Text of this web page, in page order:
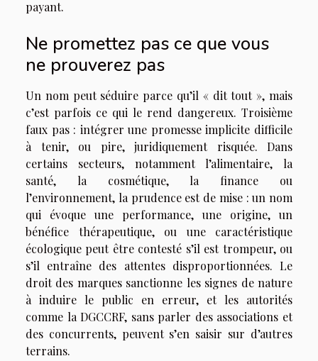
payant.
Ne promettez pas ce que vous
ne prouverez pas
Un nom peut séduire parce qu’il « dit tout », mais
c’est parfois ce qui le rend dangereux. Troisième
faux pas : intégrer une promesse implicite difficile
à tenir, ou pire, juridiquement risquée. Dans
certains secteurs, notamment l’alimentaire, la
santé, la cosmétique, la finance ou
l’environnement, la prudence est de mise : un nom
qui évoque une performance, une origine, un
bénéfice thérapeutique, ou une caractéristique
écologique peut être contesté s’il est trompeur, ou
s’il entraîne des attentes disproportionnées. Le
droit des marques sanctionne les signes de nature
à induire le public en erreur, et les autorités
comme la DGCCRF, sans parler des associations et
des concurrents, peuvent s’en saisir sur d’autres
terrains.